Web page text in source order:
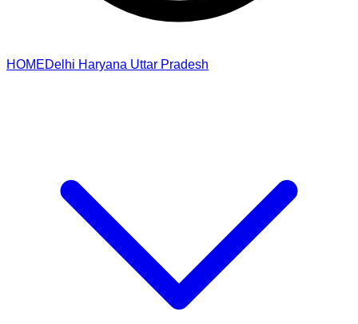
HOMEDelhi Haryana Uttar Pradesh